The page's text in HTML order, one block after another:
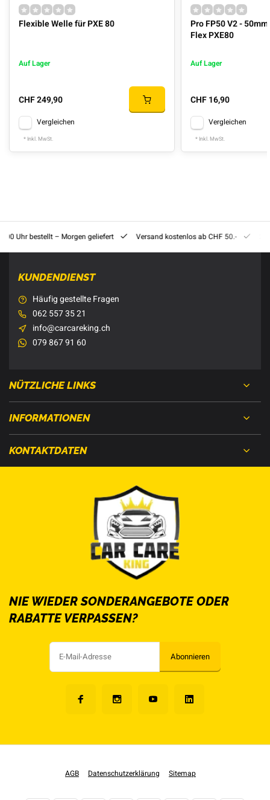
Flexible Welle für PXE 80
Auf Lager
CHF 249,90
Vergleichen
* Inkl. MwSt.
Pro FP50 V2 -
Flex PXE80
Auf Lager
CHF 16,90
Vergleichen
* Inkl. MwSt.
Uhr bestellt – Morgen geliefert Versand kostenlos ab CHF 50.-
KUNDENDIENST
Häufig gestellte Fragen
062 557 35 21
info@carcareking.ch
079 867 91 60
NÜTZLICHE LINKS
INFORMATIONEN
KONTAKTDATEN
NIE WIEDER SONDERANGEBOTE ODER
RABATTE VERPASSEN?
Abonnieren
AGB Datenschutzerklärung Sitemap